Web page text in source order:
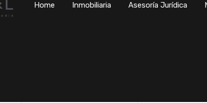
Home Inmobiliaria Asesoría Jurídica